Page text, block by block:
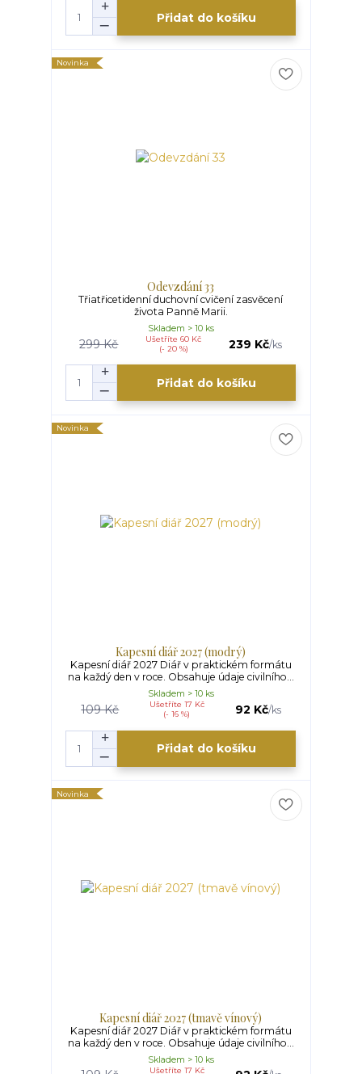
Přidat do košíku
Novinka
Odevzdání 33
Třiatřicetidenní duchovní cvičení zasvěcení
života Panně Marii.
299 Kč
Ušetříte 60 Kč
(- 20 %)
239 Kč/ks
Skladem > 10 ks
Přidat do košíku
Novinka
Kapesní diář 2027 (modrý)
Kapesní diář 2027 Diář v praktickém formátu
na každý den v roce. Obsahuje údaje civilního...
109 Kč
Ušetříte 17 Kč
(- 16 %)
92 Kč/ks
Skladem > 10 ks
Přidat do košíku
Novinka
Kapesní diář 2027 (tmavě vínový)
Kapesní diář 2027 Diář v praktickém formátu
na každý den v roce. Obsahuje údaje civilního...
Ušetříte 17 Kč
Skladem > 10 ks